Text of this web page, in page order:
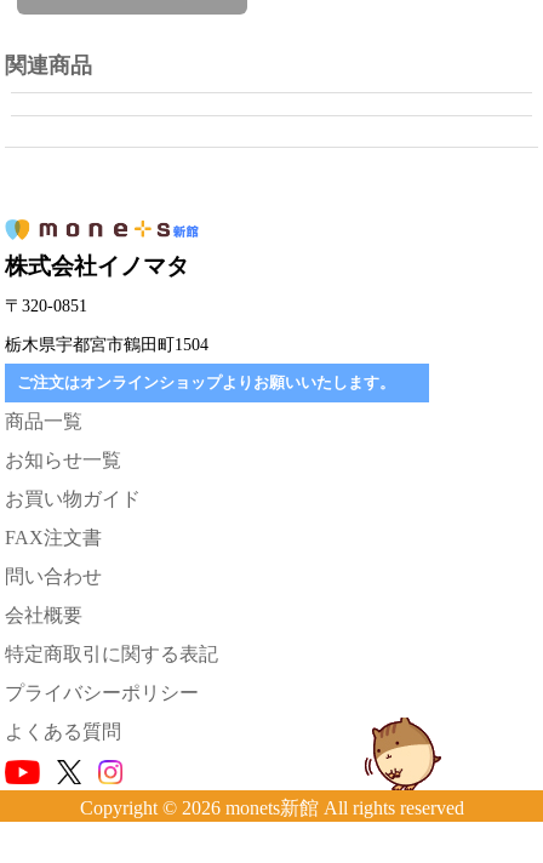
関連商品
株式会社イノマタ
〒320-0851
栃木県宇都宮市鶴田町1504
ご注文はオンラインショップよりお願いいたします。
商品一覧
お知らせ一覧
お買い物ガイド
FAX注文書
問い合わせ
会社概要
特定商取引に関する表記
プライバシーポリシー
よくある質問
Copyright © 2026 monets新館 All rights reserved